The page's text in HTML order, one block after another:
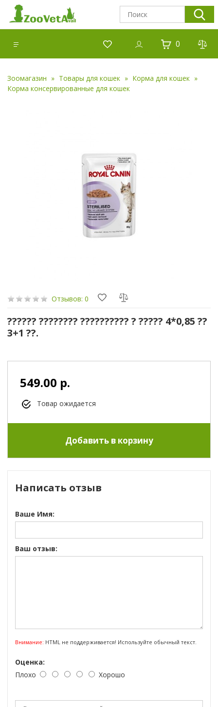
0
Зоомагазин Товары для кошек
Корма для кошек
Корма консервированные для кошек
Отзывов: 0
?????? ???????? ?????????? ? ????? 4*0,85 ??
3+1 ??.
549.00 р.
Товар ожидается
Написать отзыв
Ваше Имя:
Ваш отзыв:
Внимание: HTML не поддерживается! Используйте обычный текст.
Оценка:
Плохо
Хорошо